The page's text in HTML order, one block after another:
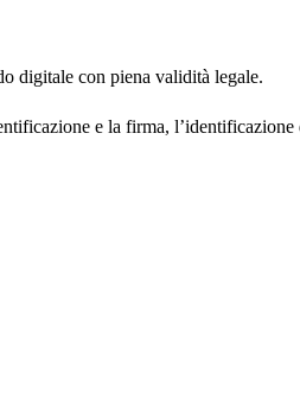
digitale con piena validità legale.
e la firma,